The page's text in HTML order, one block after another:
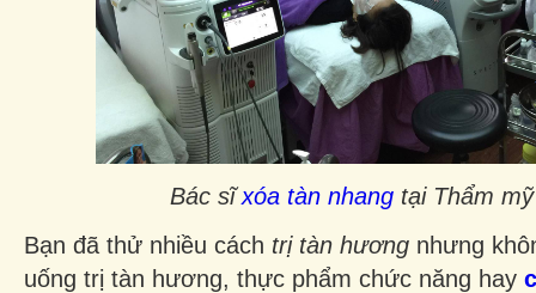
Bác sĩxóa tàn nhangtại Thẩm mỹ
Bạn đã thử nhiều cách trị tàn hương nhưng
uống trị tàn hương, thực phẩm chức năng hay